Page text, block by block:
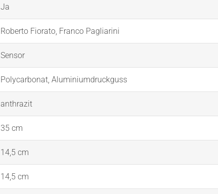
Ja
Roberto Fiorato, Franco Pagliarini
Sensor
Polycarbonat, Aluminiumdruckguss
anthrazit
35 cm
14,5 cm
14,5 cm